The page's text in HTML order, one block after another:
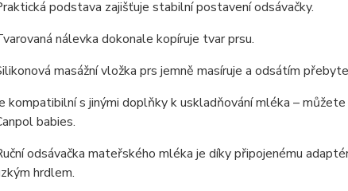
podstava zajišťuje stabilní postavení odsávačky.
nálevka dokonale kopíruje tvar prsu.
masážní vložka prs jemně masíruje a odsátím
kompatibilní s jinými doplňky k uskladňování mléka –
babies.
odsávačka mateřského mléka je díky připojenému
hrdlem.